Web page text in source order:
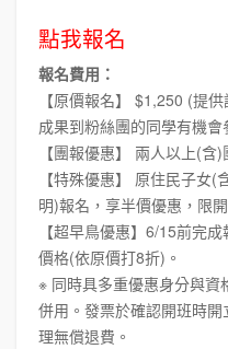
點我報名
報名費用：
【原價報名】 $1,250 (提
成果到粉絲團的同學有機
【團報優惠】 兩人以上(
【特殊優惠】 原住民子女
明)報名，享半價優惠，限
【超早鳥優惠】6/15前完
價格(依原價打8折)。
※ 同時具多重優惠身分與資
併用。發票於確認開班時
理無償退費。